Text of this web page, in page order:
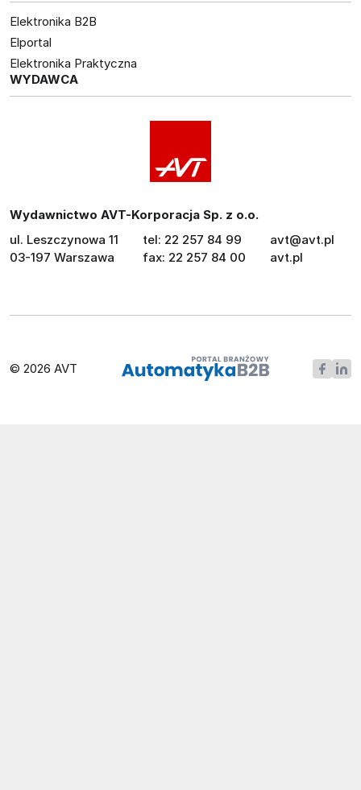
Elektronika B2B
Elportal
Elektronika Praktyczna
WYDAWCA
Wydawnictwo AVT-Korporacja Sp. z o.o.
ul. Leszczynowa 11
03-197 Warszawa
tel: 22 257 84 99
fax: 22 257 84 00
avt@avt.pl
avt.pl
© 2026 AVT